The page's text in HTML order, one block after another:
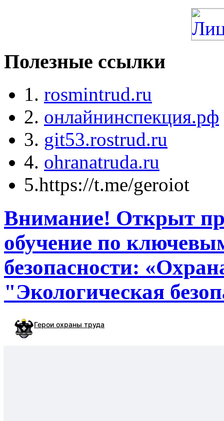
Полезные ссылки
1. rosmintrud.ru
2. онлайнинспекция.рф
3. git53.rostrud.ru
4. ohranatruda.ru
5.https://t.me/geroiot
Внимание! Открыт
обучение по
безопасности:
"Экологическая
Герои охраны труда